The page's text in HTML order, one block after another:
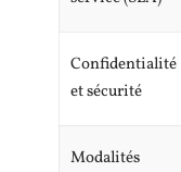
Confidentialité
et sécurité
Modalités